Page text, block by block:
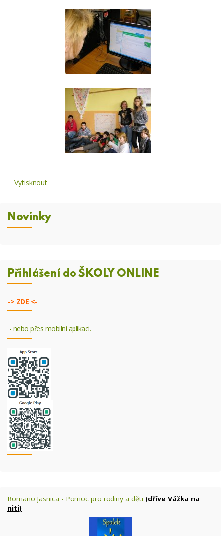
Vytisknout
Novinky
Přihlášení do ŠKOLY ONLINE
-> ZDE <-
- nebo přes mobilní aplikaci.
Romano Jasnica - Pomoc pro rodiny a děti (dříve Vážka na
niti)